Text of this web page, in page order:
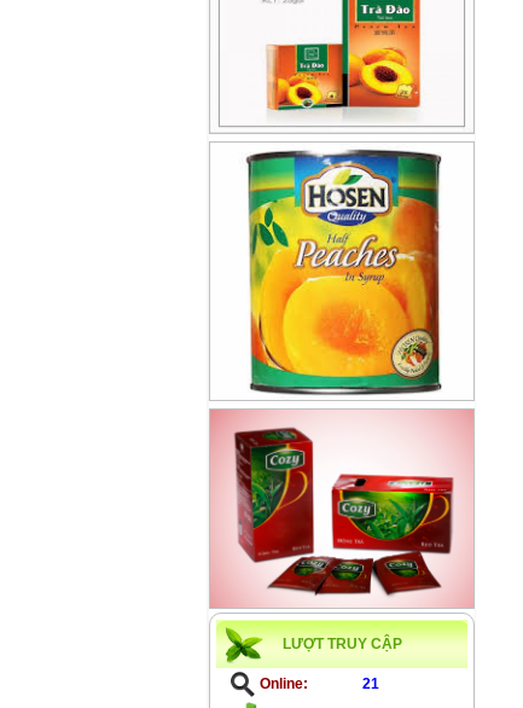
LƯỢT TRUY CẬP
Online: 21